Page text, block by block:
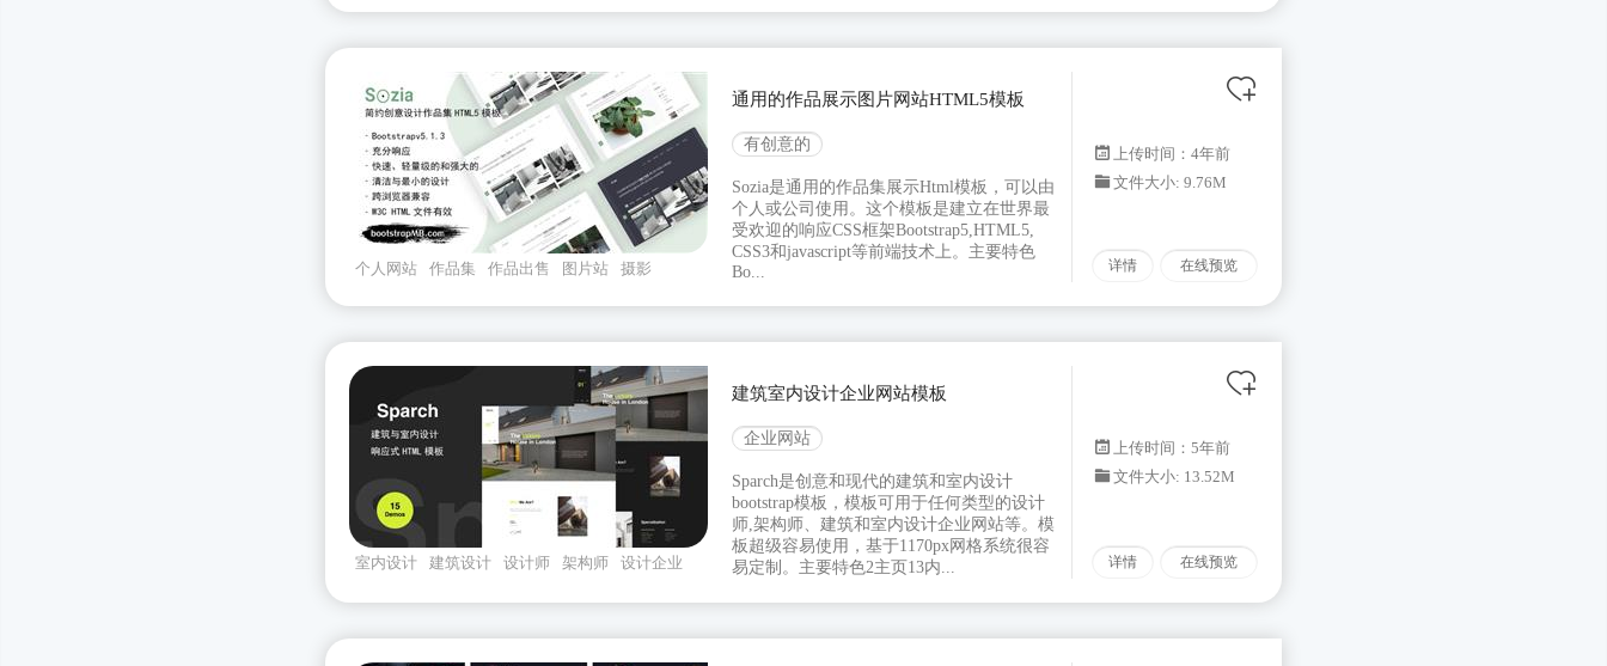
个人网站 作品集 作品出售 图片站 摄影
通用的作品展示图片网站HTML5模板
有创意的
Sozia是通用的作品集展示Html模板，可以由
个人或公司使用。这个模板是建立在世界最
受欢迎的响应CSS框架Bootstrap5,HTML5,
CSS3和javascript等前端技术上。主要特色
Bo...
上传时间：4年前
文件大小: 9.76M
详情 在线预览
室内设计 建筑设计 设计师 架构师 设计企业
建筑室内设计企业网站模板
企业网站
Sparch是创意和现代的建筑和室内设计
bootstrap模板，模板可用于任何类型的设计
师,架构师、建筑和室内设计企业网站等。模
板超级容易使用，基于1170px网格系统很容
易定制。主要特色2主页13内...
上传时间：5年前
文件大小: 13.52M
详情 在线预览